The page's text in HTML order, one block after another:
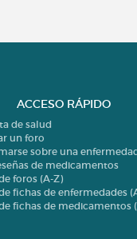
ACCESO RÁPIDO
de salud
un foro
sobre una
de medicamentos
foros (A-Z)
fichas de enfermedades
fichas de medicamentos